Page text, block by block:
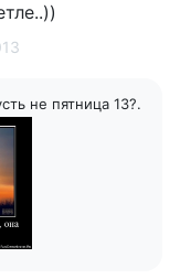
не пятница 13?.